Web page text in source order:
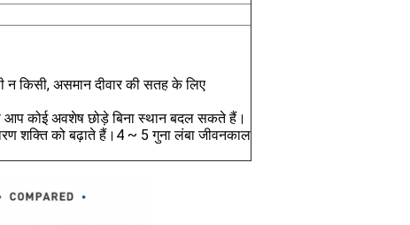
किसी, असमान दीवार की सतह के लिए
कोई अवशेष छोड़े बिना स्थान बदल सकते हैं।
शक्ति को बढ़ाते हैं।4 ~ 5 गुना लंबा जीवनकाल